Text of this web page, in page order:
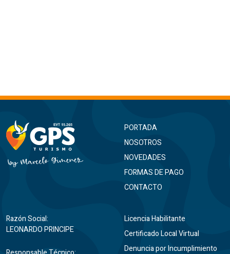
PORTADA
NOSOTROS
NOVEDADES
FORMAS DE PAGO
CONTACTO
Razón Social:
LEONARDO PRINCIPE
Licencia Habilitante
Certificado Local Virtual
Denuncia por Incumplimiento